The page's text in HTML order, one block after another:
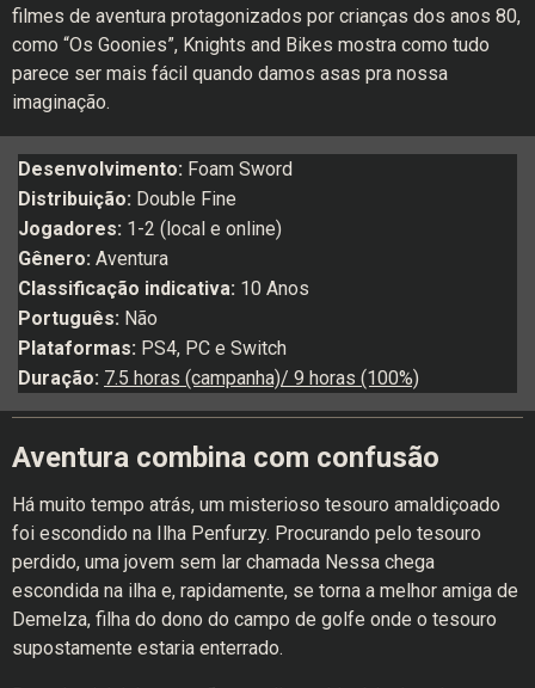
filmes de aventura protagonizados por crianças dos anos 80,
como “Os Goonies”, Knights and Bikes mostra como tudo
parece ser mais fácil quando damos asas pra nossa
imaginação.
Desenvolvimento: Foam Sword
Distribuição: Double Fine
Jogadores: 1-2 (local e online)
Gênero: Aventura
Classificação indicativa: 10 Anos
Português: Não
Plataformas: PS4, PC e Switch
Duração: 7.5 horas (campanha)/ 9 horas (100%)
Aventura combina com confusão
Há muito tempo atrás, um misterioso tesouro amaldiçoado
foi escondido na Ilha Penfurzy. Procurando pelo tesouro
perdido, uma jovem sem lar chamada Nessa chega
escondida na ilha e, rapidamente, se torna a melhor amiga de
Demelza, filha do dono do campo de golfe onde o tesouro
supostamente estaria enterrado.